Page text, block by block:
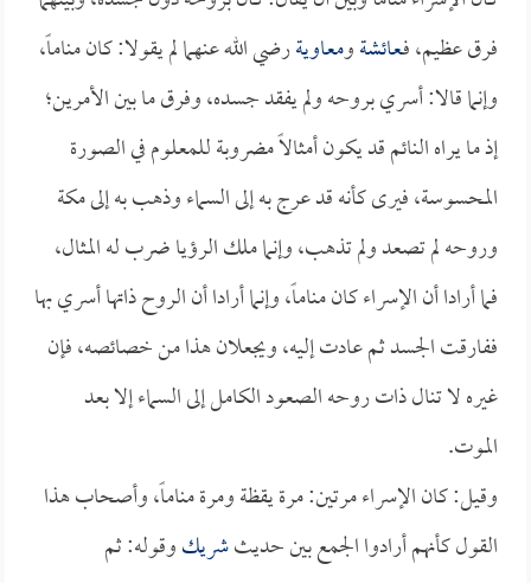
فرق عظيم، فـعائشةومعاويةرضي الله عنهما لم يقولا: كان مناماً،
وإنما قالا: أسري بروحه ولم يفقد جسده، وفرق ما بين الأمرين؛
إذ ما يراه النائم قد يكون أمثالاً مضروبة للمعلوم في الصورة
المحسوسة، فيرى كأنه قد عرج به إلى السماء وذهب به إلى مكة
وروحه لم تصعد ولم تذهب، وإنما ملك الرؤيا ضرب له المثال،
فما أرادا أن الإسراء كان مناماً، وإنما أرادا أن الروح ذاتها أسري بها
ففارقت الجسد ثم عادت إليه، ويجعلان هذا من خصائصه، فإن
غيره لا تنال ذات روحه الصعود الكامل إلى السماء إلا بعد
الموت.
وقيل: كان الإسراء مرتين: مرة يقظة ومرة مناماً، وأصحاب هذا
القول كأنهم أرادوا الجمع بين حديثشريكوقوله: ثم